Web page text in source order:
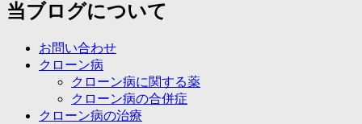
シ
当ブログについて
お問い合わせ
クローン病
クローン病に関する薬
クローン病の合併症
クローン病の治療